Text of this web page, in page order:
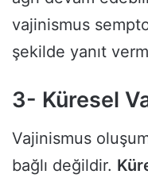
vajinismus
şekilde yanıt
3- Küresel
Vajinismus
bağlı değildir.